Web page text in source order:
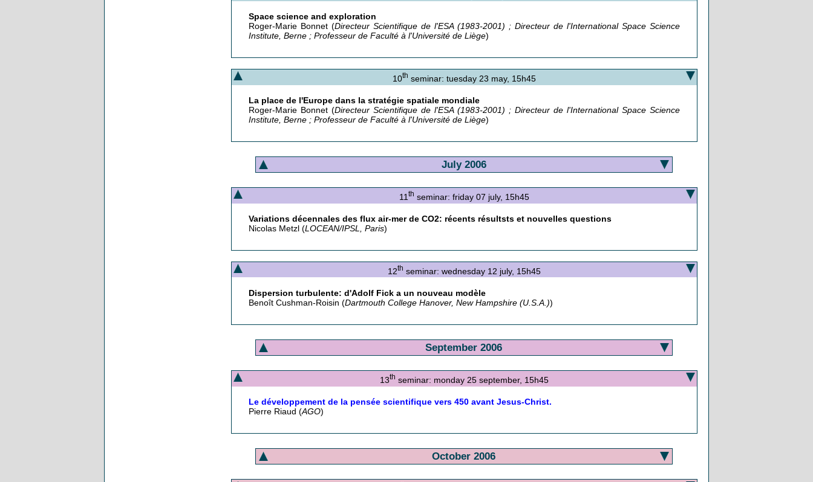
Space science and exploration
Roger-Marie Bonnet (Directeur Scientifique de l'ESA (1983-2001) ; Directeur de l'International Space Science
Institute, Berne ; Professeur de Faculté à l'Université de Liège)
10th seminar: tuesday 23 may, 15h45
La place de l'Europe dans la stratégie spatiale mondiale
Roger-Marie Bonnet (Directeur Scientifique de l'ESA (1983-2001) ; Directeur de l'International Space Science
Institute, Berne ; Professeur de Faculté à l'Université de Liège)
July 2006
11 th seminar: friday 07 july, 15h45
Variations décennales des flux air-mer de CO2: récents résultsts et nouvelles questions
Nicolas Metzl (LOCEAN/IPSL, Paris)
12th seminar: wednesday 12 july, 15h45
Dispersion turbulente: d'Adolf Fick a un nouveau modèle
Benoît Cushman-Roisin (Dartmouth College Hanover, New Hampshire (U.S.A.))
September 2006
13th seminar: monday 25 september, 15h45
Le développement de la pensée scientifique vers 450 avant Jesus-Christ.
Pierre Riaud (AGO)
October 2006